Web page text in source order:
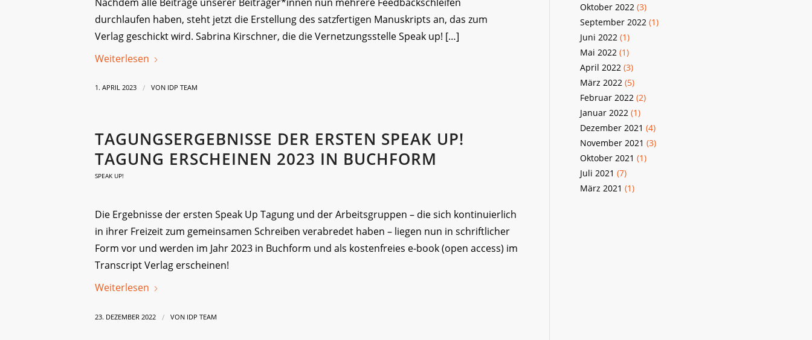
durchlaufen haben, steht jetzt die Erstellung des satzfertigen Manuskripts an, das zum
Verlag geschickt wird. Sabrina Kirschner, die die Vernetzungsstelle Speak up! […]
Weiterlesen
1. APRIL 2023 / VON IDP TEAM
TAGUNGSERGEBNISSE DER ERSTEN SPEAK UP!
TAGUNG ERSCHEINEN 2023 IN BUCHFORM
SPEAK UP!
Die Ergebnisse der ersten Speak Up Tagung und der Arbeitsgruppen – die sich kontinuierlich
in ihrer Freizeit zum gemeinsamen Schreiben verabredet haben – liegen nun in schriftlicher
Form vor und werden im Jahr 2023 in Buchform und als kostenfreies e-book (open access) im
Transcript Verlag erscheinen!
Weiterlesen
23. DEZEMBER 2022 / VON IDP TEAM
Oktober 2022(3)
September 2022(1)
Juni 2022(1)
Mai 2022(1)
April 2022(3)
März 2022(5)
Februar 2022(2)
Januar 2022(1)
Dezember 2021 (4)
November 2021 (3)
Oktober 2021 (1)
Juli 2021 (7)
März 2021 (1)